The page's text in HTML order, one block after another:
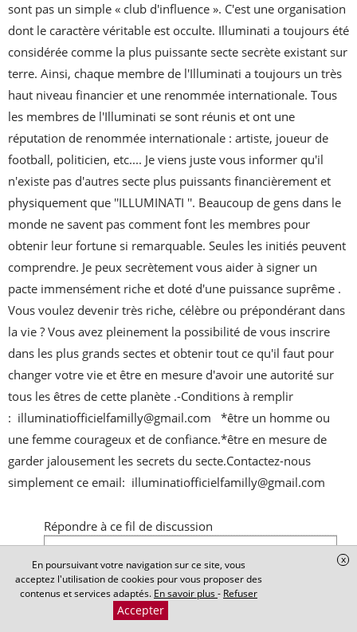
sont pas un simple « club d'influence ». C'est une organisation
dont le caractère véritable est occulte. Illuminati a toujours été
considérée comme la plus puissante secte secrète existant sur
terre. Ainsi, chaque membre de l'Illuminati a toujours un très
haut niveau financier et une renommée internationale. Tous
les membres de l'Illuminati se sont réunis et ont une
réputation de renommée internationale : artiste, joueur de
football, politicien, etc.... Je viens juste vous informer qu'il
n'existe pas d'autres secte plus puissants financièrement et
physiquement que ''ILLUMINATI ''. Beaucoup de gens dans le
monde ne savent pas comment font les membres pour
obtenir leur fortune si remarquable. Seules les initiés peuvent
comprendre. Je peux secrètement vous aider à signer un
pacte immensément riche et doté d'une puissance suprême .
Vous voulez devenir très riche, célèbre ou prépondérant dans
la vie ? Vous avez pleinement la possibilité de vous inscrire
dans les plus grands sectes et obtenir tout ce qu'il faut pour
changer votre vie et être en mesure d'avoir une autorité sur
tous les êtres de cette planète .-Conditions à remplir
:  illuminatiofficielfamilly@gmail.com   *être un homme ou
une femme courageux et de confiance.*être en mesure de
garder jalousement les secrets du secte.Contactez-nous
simplement ce email:  illuminatiofficielfamilly@gmail.com
Répondre à ce fil de discussion
En poursuivant votre navigation sur ce site, vous
acceptez l'utilisation de cookies pour vous proposer des
contenus et services adaptés. En savoir plus- Refuser
Accepter
x